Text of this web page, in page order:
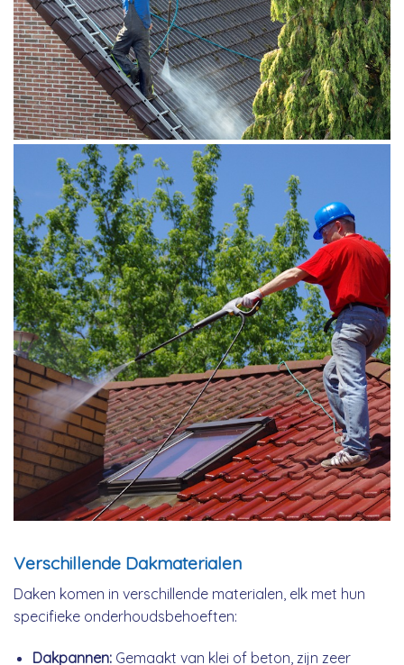
Verschillende Dakmaterialen
Daken komen in verschillende materialen, elk met hun
specifieke onderhoudsbehoeften:
Dakpannen:Gemaakt van klei of beton, zijn zeer